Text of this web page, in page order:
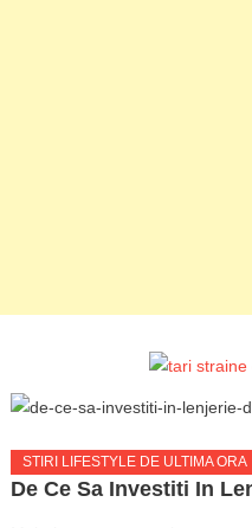
STIRI LIFESTYLE DE ULTIMA ORA
De Ce Sa Investiti In